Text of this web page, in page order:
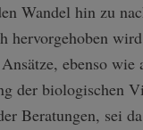
Wandel hin zu
hervorgehoben
ebenso
der biologischen
Beratungen, sei